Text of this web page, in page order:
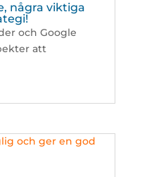
några viktiga
och Google
att